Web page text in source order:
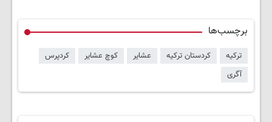
برچسب‌ها
ترکیه کردستان ترکیه عشایر کوچ عشایر
کردپرس
آگری